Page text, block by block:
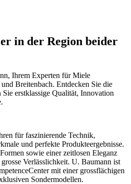
in der Region beider
Ihrem Experten für Miele
Breitenbach. Entdecken Sie die
erstklassige Qualität, Innovation
für faszinierende Technik,
und perfekte Produkteergebnisse.
sowie einer zeitlosen Eleganz
Verlässlichkeit. U. Baumann ist
mit einer grossflächigen
Sondermodellen.